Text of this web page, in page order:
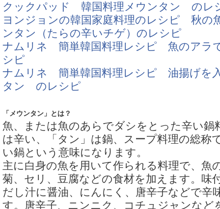
クックパッド 韓国料理メウンタン のレ
ヨンジョンの韓国家庭料理のレシピ 秋の
ンタン（たらの辛いチゲ）のレシピ
ナムリネ 簡単韓国料理レシピ 魚のアラ
シピ
ナムリネ 簡単韓国料理レシピ 油揚げを
タン のレシピ
「メウンタン」とは？
魚、または魚のあらでダシをとった辛い鍋
は辛い、「タン」は鍋、スープ料理の総称
い鍋という意味になります。
主に白身の魚を用いて作られる料理で、魚
菊、セリ、豆腐などの食材を加えます。味
だし汁に醤油、にんにく、唐辛子などで辛
す。唐辛子、ニンニク、コチュジャンなど